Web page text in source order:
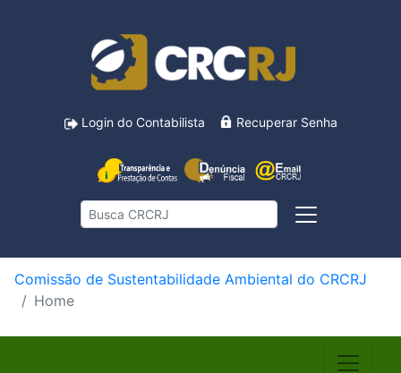
Login do Contabilista Recuperar Senha
Comissão de Sustentabilidade Ambiental do CRCRJ
Home